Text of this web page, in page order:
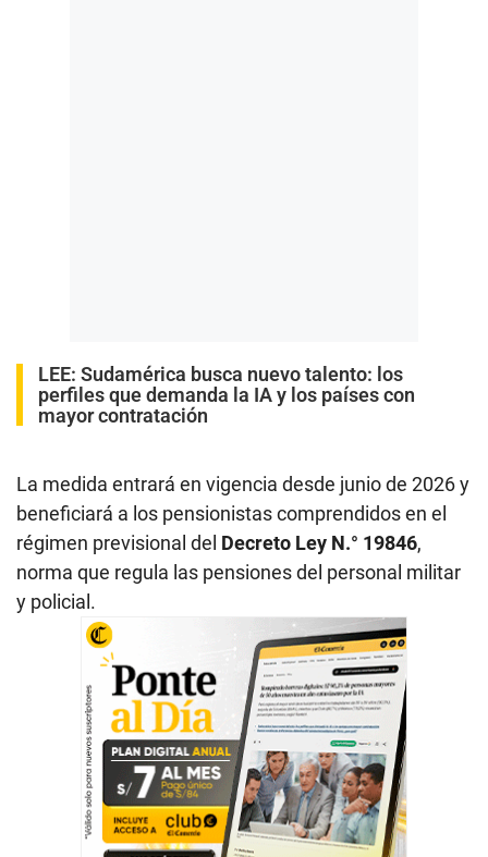
LEE: Sudamérica busca nuevo talento: los
perfiles que demanda la IA y los países con
mayor contratación
La medida entrará en vigencia desde junio de 2026 y
beneficiará a los pensionistas comprendidos en el
régimen previsional del Decreto Ley N.° 19846,
norma que regula las pensiones del personal militar
y policial.